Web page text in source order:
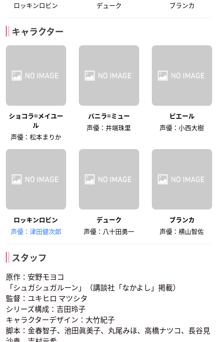
ロッキンロビン デューク ブランカ
キャラクター
ショコラ=メイユー
ル
声優：松本まりか
バニラ=ミュー
声優：井端珠里
ピエール
声優：小西大樹
ロッキンロビン
声優：津田健次郎
デューク
声優：八十田勇一
ブランカ
声優：横山智佐
スタッフ
原作：安野モヨコ
「シュガシュガルーン」（講談社「なかよし」掲載）
監督：ユキヒロ マツシタ
シリーズ構成：吉田玲子
キャラクターデザイン：大竹紀子
脚本：金春智子、池田眞美子、丸尾みほ、高橋ナツコ、長谷見